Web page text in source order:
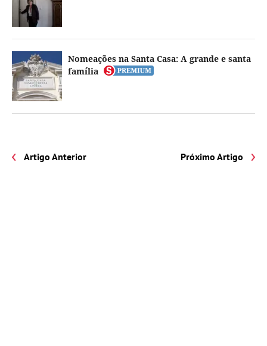
Nomeações na Santa Casa: A grande e santa
família
Artigo Anterior Próximo Artigo